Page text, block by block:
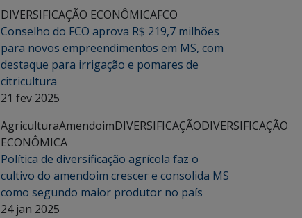
DIVERSIFICAÇÃO ECONÔMICAFCO
Conselho do FCO aprova R$ 219,7 milhões
para novos empreendimentos em MS, com
destaque para irrigação e pomares de
citricultura
21 fev 2025
AgriculturaAmendoimDIVERSIFICAÇÃODIVERSIFICAÇÃO
ECONÔMICA
Política de diversificação agrícola faz o
cultivo do amendoim crescer e consolida MS
como segundo maior produtor no país
24 jan 2025